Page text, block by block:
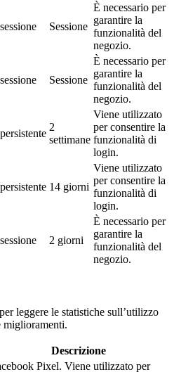
sessione Sessione
È necessario per
garantire la
funzionalità del
negozio.
sessione Sessione
È necessario per
garantire la
funzionalità del
negozio.
persistente
2
settimane
Viene utilizzato
per consentire la
funzionalità di
login.
persistente 14 giorni
Viene utilizzato
per consentire la
funzionalità di
login.
sessione 2 giorni
È necessario per
garantire la
funzionalità del
negozio.
leggere le statistiche sull’utilizzo
miglioramenti.
Descrizione
Pixel. Viene utilizzato per